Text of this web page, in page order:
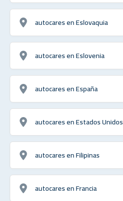
autocares en Eslovaquia
autocares en Eslovenia
autocares en España
autocares en Estados Unidos
autocares en Filipinas
autocares en Francia